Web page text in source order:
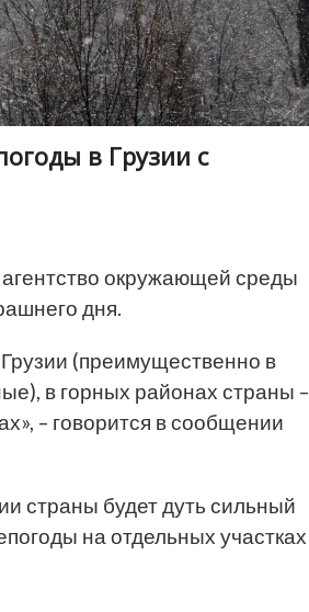
в Грузии с
окружающей среды
дня.
(преимущественно в
в горных районах страны –
– говорится в сообщении
страны будет дуть сильный
на отдельных участках